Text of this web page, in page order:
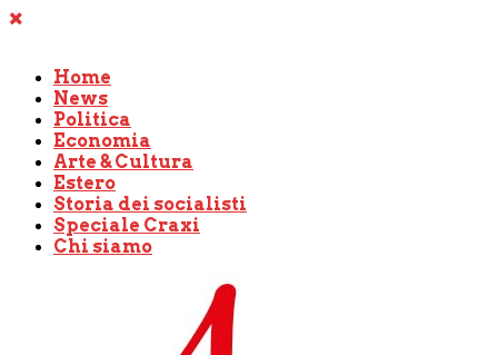
Home
News
Politica
Economia
Arte & Cultura
Estero
Storia dei socialisti
Speciale Craxi
Chi siamo